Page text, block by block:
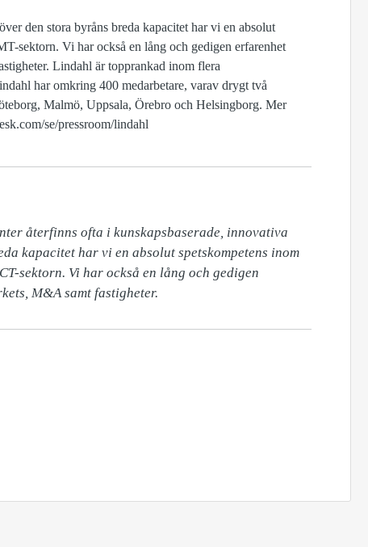
den stora byråns breda kapacitet har vi en absolut
sektorn. Vi har också en lång och gedigen erfarenhet
Lindahl är topprankad inom flera
har omkring 400 medarbetare, varav drygt två
Malmö, Uppsala, Örebro och Helsingborg. Mer
se/pressroom/lindahl
återfinns ofta i kunskapsbaserade, innovativa
kapacitet har vi en absolut spetskompetens inom
sektorn. Vi har också en lång och gedigen
M&A samt fastigheter.